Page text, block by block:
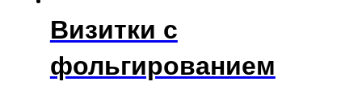
Визитки с
фольгированием